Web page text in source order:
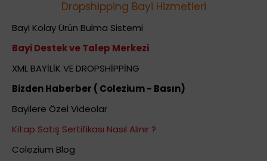
Dropshipping Bayi Hizmetleri
Bayi Kolay Ürün Bulma Sistemi
Bayi Destek ve Talep Merkezi
XML BAYİLİK VE DROPSHİPPİNG
Bizden Haberber ( Colezium - Basın)
Bayilere Özel Videolar
Kitap Satış Sertifikası Nasıl Alınır ?
Colezium Blog